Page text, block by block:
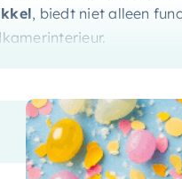
, biedt niet alleen
serie biedt dit product
badkamer. Maar